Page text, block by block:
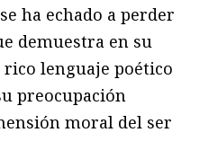
ha echado a perder
demuestra en su
lenguaje poético
preocupación
moral del ser